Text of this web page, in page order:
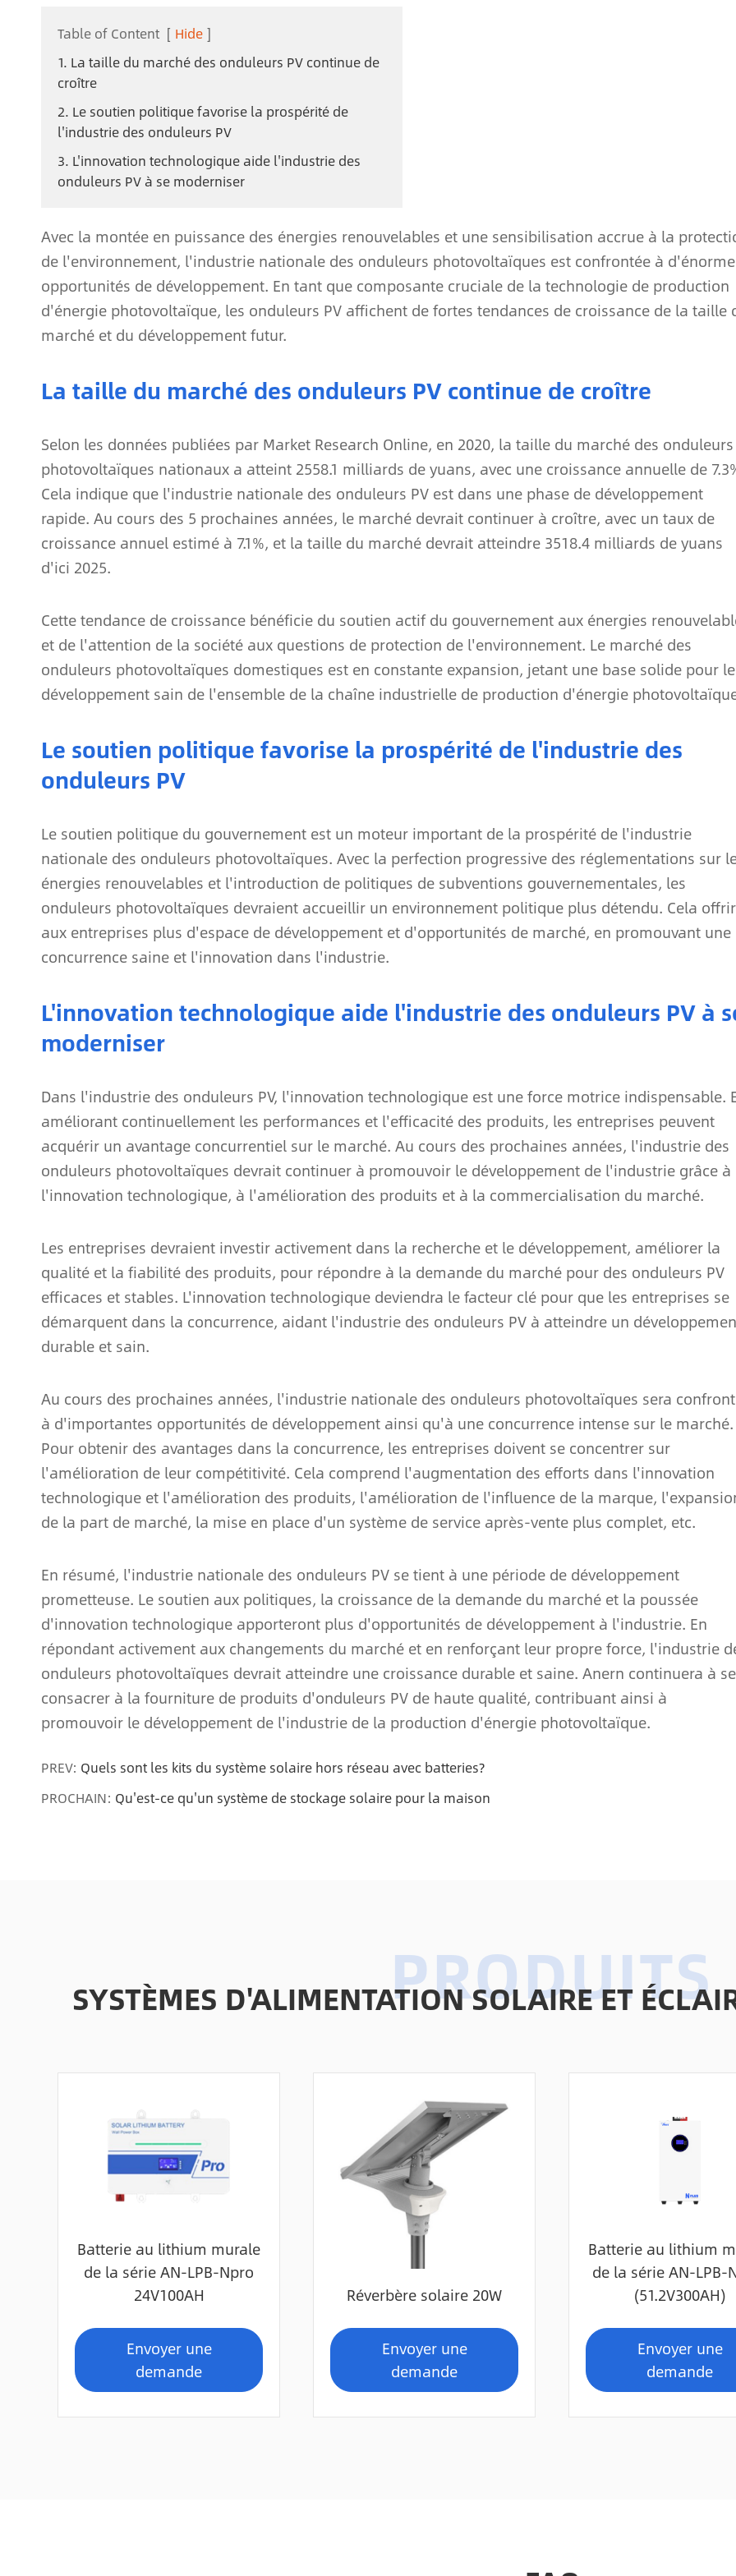
Table of Content [ Hide ]
1. La taille du marché des onduleurs PV continue de
croître
2. Le soutien politique favorise la prospérité de
l'industrie des onduleurs PV
3. L'innovation technologique aide l'industrie des
onduleurs PV à se moderniser
Avec la montée en puissance des énergies renouvelables et une sensibilisation accrue à la
de l'environnement, l'industrie nationale des onduleurs photovoltaïques est confrontée à
opportunités de développement. En tant que composante cruciale de la technologie de production
d'énergie photovoltaïque, les onduleurs PV affichent de fortes tendances de croissance de la taille
marché et du développement futur.
La taille du marché des onduleurs PV continue de croître
Selon les données publiées par Market Research Online, en 2020, la taille du marché des onduleurs
photovoltaïques nationaux a atteint 2558.1 milliards de yuans, avec une croissance annuelle de
Cela indique que l'industrie nationale des onduleurs PV est dans une phase de développement
rapide. Au cours des 5 prochaines années, le marché devrait continuer à croître, avec un taux de
croissance annuel estimé à 7.1%, et la taille du marché devrait atteindre 3518.4 milliards de yuans
d'ici 2025.
Cette tendance de croissance bénéficie du soutien actif du gouvernement aux énergies
et de l'attention de la société aux questions de protection de l'environnement. Le marché des
onduleurs photovoltaïques domestiques est en constante expansion, jetant une base solide pour le
développement sain de l'ensemble de la chaîne industrielle de production d'énergie
Le soutien politique favorise la prospérité de l'industrie des
onduleurs PV
Le soutien politique du gouvernement est un moteur important de la prospérité de l'industrie
nationale des onduleurs photovoltaïques. Avec la perfection progressive des réglementations sur
énergies renouvelables et l'introduction de politiques de subventions gouvernementales, les
onduleurs photovoltaïques devraient accueillir un environnement politique plus détendu. Cela
aux entreprises plus d'espace de développement et d'opportunités de marché, en promouvant une
concurrence saine et l'innovation dans l'industrie.
L'innovation technologique aide l'industrie des onduleurs PV à
moderniser
Dans l'industrie des onduleurs PV, l'innovation technologique est une force motrice indispensable.
améliorant continuellement les performances et l'efficacité des produits, les entreprises peuvent
acquérir un avantage concurrentiel sur le marché. Au cours des prochaines années, l'industrie des
onduleurs photovoltaïques devrait continuer à promouvoir le développement de l'industrie grâce à
l'innovation technologique, à l'amélioration des produits et à la commercialisation du marché.
Les entreprises devraient investir activement dans la recherche et le développement, améliorer la
qualité et la fiabilité des produits, pour répondre à la demande du marché pour des onduleurs PV
efficaces et stables. L'innovation technologique deviendra le facteur clé pour que les entreprises se
démarquent dans la concurrence, aidant l'industrie des onduleurs PV à atteindre un
durable et sain.
Au cours des prochaines années, l'industrie nationale des onduleurs photovoltaïques sera
à d'importantes opportunités de développement ainsi qu'à une concurrence intense sur le marché.
Pour obtenir des avantages dans la concurrence, les entreprises doivent se concentrer sur
l'amélioration de leur compétitivité. Cela comprend l'augmentation des efforts dans l'innovation
technologique et l'amélioration des produits, l'amélioration de l'influence de la marque,
de la part de marché, la mise en place d'un système de service après-vente plus complet, etc.
En résumé, l'industrie nationale des onduleurs PV se tient à une période de développement
prometteuse. Le soutien aux politiques, la croissance de la demande du marché et la poussée
d'innovation technologique apporteront plus d'opportunités de développement à l'industrie. En
répondant activement aux changements du marché et en renforçant leur propre force, l'industrie
onduleurs photovoltaïques devrait atteindre une croissance durable et saine. Anern continuera à se
consacrer à la fourniture de produits d'onduleurs PV de haute qualité, contribuant ainsi à
promouvoir le développement de l'industrie de la production d'énergie photovoltaïque.
PREV: Quels sont les kits du système solaire hors réseau avec batteries?
PROCHAIN: Qu'est-ce qu'un système de stockage solaire pour la maison
SYSTÈMES D'ALIMENTATION SOLAIRE ET
Batterie au lithium murale
de la série AN-LPB-Npro
24V100AH
Envoyer une
demande
Réverbère solaire 20W
Envoyer une
demande
Batterie au lithium
de la série AN-LPB-
(51.2V300AH)
Envoyer une
demande